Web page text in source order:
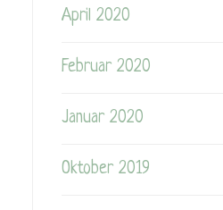
April 2020
Februar 2020
Januar 2020
Oktober 2019